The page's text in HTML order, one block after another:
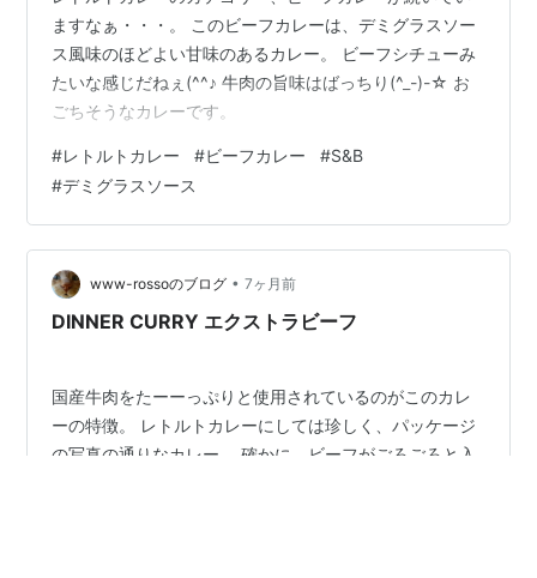
ますなぁ・・・。 このビーフカレーは、デミグラスソー
ス風味のほどよい甘味のあるカレー。 ビーフシチューみ
たいな感じだねぇ(^^♪ 牛肉の旨味はばっちり(^_-)-☆ お
ごちそうなカレーです。
#レトルトカレー #ビーフカレー #S&B
#デミグラスソース
www-rossoのブログ • 7ヶ月前
DINNER CURRY エクストラビーフ